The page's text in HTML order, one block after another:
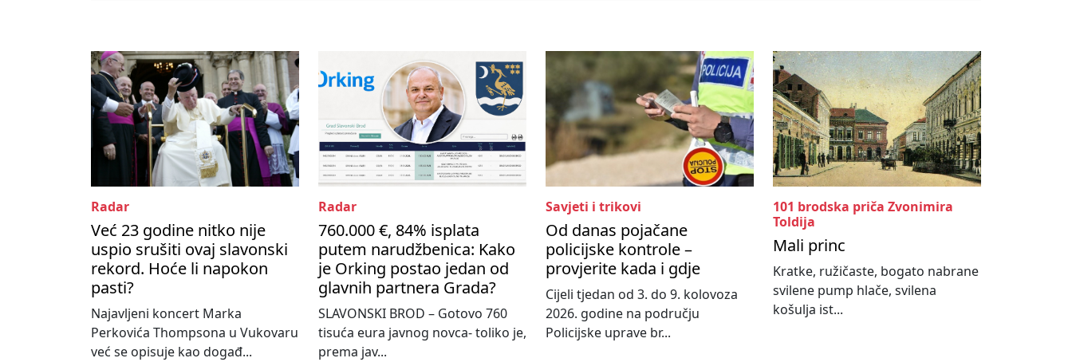
Radar
Već 23 godine nitko nije
uspio srušiti ovaj slavonski
rekord. Hoće li napokon
pasti?
Najavljeni koncert Marka
Perkovića Thompsona u Vukovaru
već se opisuje kao događ...
Radar
760.000 €, 84% isplata
putem narudžbenica: Kako
je Orking postao jedan od
glavnih partnera Grada?
SLAVONSKI BROD – Gotovo 760
tisuća eura javnog novca- toliko je,
prema jav...
Savjeti i trikovi
Od danas pojačane
policijske kontrole –
provjerite kada i gdje
Cijeli tjedan od 3. do 9. kolovoza
2026. godine na području
Policijske uprave br...
101 brodska priča Zvonimira
Toldija
Mali princ
Kratke, ružičaste, bogato nabrane
svilene pump hlače, svilena
košulja ist...